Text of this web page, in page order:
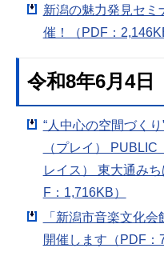
新潟の魅力発見セミ
催！（PDF：
令和8年6月4日
“人中心の空間づく
（プレイ）
レイス） 東大通み
F：1,716KB）
「新潟市音楽文化
開催します（PDF：